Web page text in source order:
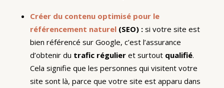
Créer du contenu optimisé pour le
référencement naturel(SEO) :si votre site est
bien référencé sur Google, c’est l’assurance
d’obtenir du trafic régulier et surtout qualifié.
Cela signifie que les personnes qui visitent votre
site sont là, parce que votre site est apparu dans